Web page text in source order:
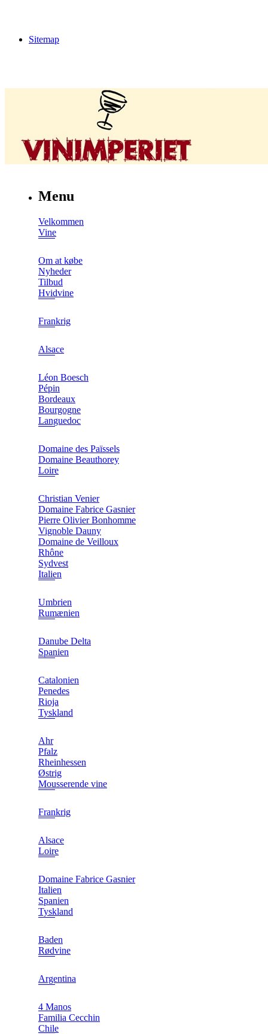
Sitemap
Menu
Velkommen
Vine
Om at købe
Nyheder
Tilbud
Hvidvine
Frankrig
Alsace
Léon Boesch
Pépin
Bordeaux
Bourgogne
Languedoc
Domaine des Païssels
Domaine Beauthorey
Loire
Christian Venier
Domaine Fabrice Gasnier
Pierre Olivier Bonhomme
Vignoble Dauny
Domaine de Veilloux
Rhône
Sydvest
Italien
Umbrien
Rumænien
Danube Delta
Spanien
Catalonien
Penedes
Rioja
Tyskland
Ahr
Pfalz
Rheinhessen
Østrig
Mousserende vine
Frankrig
Alsace
Loire
Domaine Fabrice Gasnier
Italien
Spanien
Tyskland
Baden
Rødvine
Argentina
4 Manos
Familia Cecchin
Chile